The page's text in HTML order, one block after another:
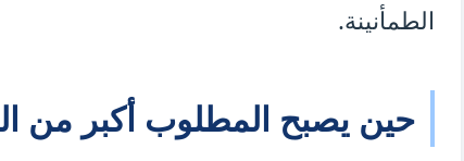
الطمأنينة.
حين يصبح المطلوب أكبر من